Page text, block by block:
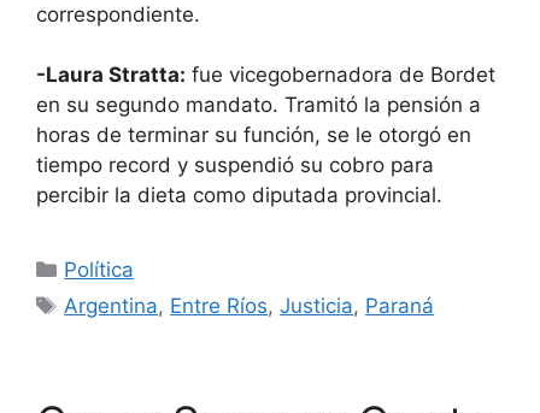
correspondiente.
-Laura Stratta: fue vicegobernadora de Bordet
en su segundo mandato. Tramitó la pensión a
horas de terminar su función, se le otorgó en
tiempo record y suspendió su cobro para
percibir la dieta como diputada provincial.
Categorías
Política
Etiquetas
Argentina, Entre Ríos,Justicia, Paraná